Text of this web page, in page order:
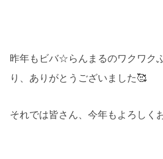
昨年もビバ☆らんまるのワクワク
り、ありがとうございました🥰
それでは皆さん、今年もよろしく